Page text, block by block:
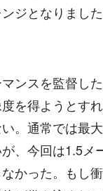
ジとなりまし
ンスを監督し
を得ようとす
。通常では最
、今回は1.5メ
かった。もし